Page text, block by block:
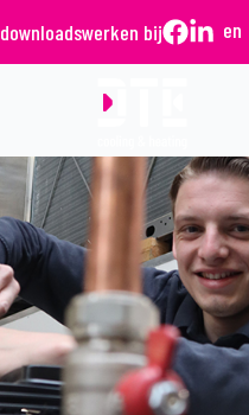
downloadswerken bij en